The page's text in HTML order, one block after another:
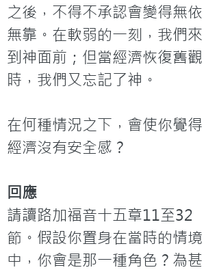
之後，不得不承認會變得無依
無靠。在軟弱的一刻，我們來
到神面前；但當經濟恢復舊觀
時，我們又忘記了神。
在何種情況之下，會使你覺得
經濟沒有安全感？
回應
請讀路加福音十五章11至32
節。假設你置身在當時的情境
中，你會是那一種角色？為甚